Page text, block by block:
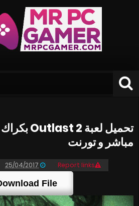
مباشر و تورنت
25/04/2017 Report links
File